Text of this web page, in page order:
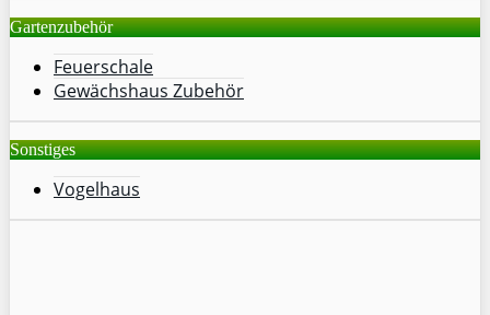
Gartenzubehör
Feuerschale
Gewächshaus Zubehör
Sonstiges
Vogelhaus